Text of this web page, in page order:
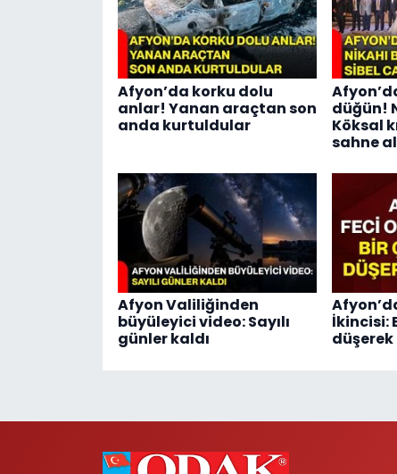
Afyon’da korku dolu
anlar! Yanan araçtan son
anda kurtuldular
düğün!
Köksal
sahne
Afyon Valiliğinden
büyüleyici video: Sayılı
günler kaldı
İkincisi: